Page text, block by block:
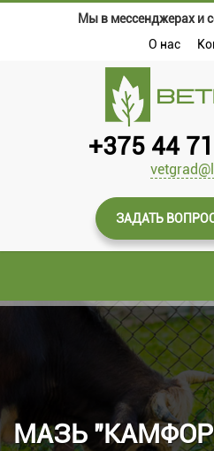
Мы в мессенджерах и
О нас
+375 44
ЗАДАТЬ
МАЗЬ